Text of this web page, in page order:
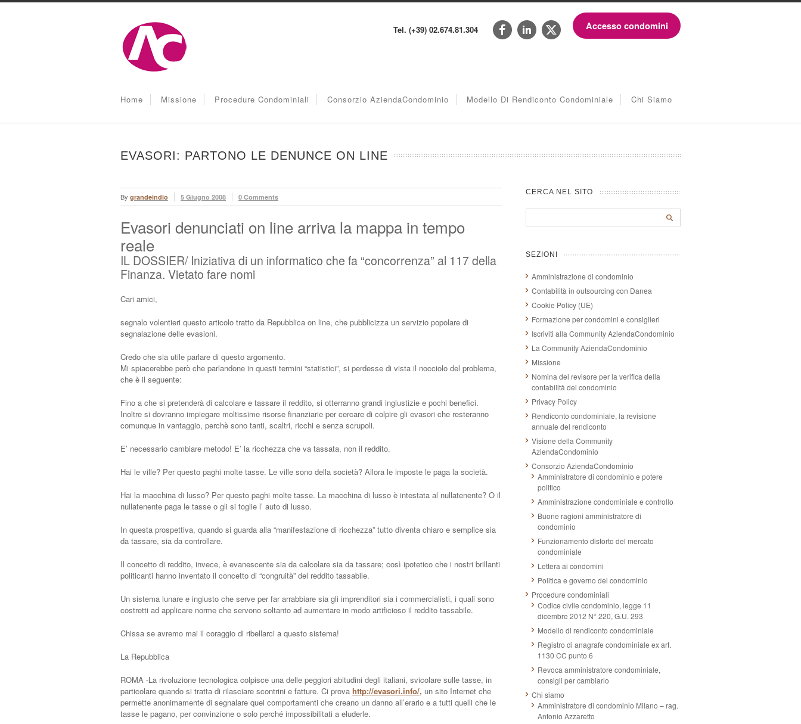
Tel. (+39) 02.674.81.304 Accesso condomini
Home Missione Procedure Condominiali Consorzio AziendaCondominio Modello Di Rendiconto Condominiale Chi Siamo
EVASORI: PARTONO LE DENUNCE ON LINE
By grandeindio 5 Giugno 2008 0 Comments
Evasori denunciati on line arriva la mappa in tempo
reale
IL DOSSIER/ Iniziativa di un informatico che fa “concorrenza” al 117 della
Finanza. Vietato fare nomi
Cari amici,
segnalo volentieri questo articolo tratto da Repubblica on line, che pubblicizza un servizio popolare di
segnalazione delle evasioni.
Credo che sia utile parlare di questo argomento.
Mi spiacerebbe però che parlandone in questi termini “statistici”, si perdesse di vista il nocciolo del problema,
che è il seguente:
Fino a che si pretenderà di calcolare e tassare il reddito, si otterranno grandi ingiustizie e pochi benefici.
Inoltre si dovranno impiegare moltissime risorse finanziarie per cercare di colpire gli evasori che resteranno
comunque in vantaggio, perchè sono tanti, scaltri, ricchi e senza scrupoli.
E’ necessario cambiare metodo! E’ la ricchezza che va tassata, non il reddito.
Hai le ville? Per questo paghi molte tasse. Le ville sono della società? Allora le imposte le paga la società.
Hai la macchina di lusso? Per questo paghi molte tasse. La macchina di lusso è intestata al nullatenente? O il
nullatenente paga le tasse o gli si toglie l’ auto di lusso.
In questa prospettiva, quando si guarda alla “manifestazione di ricchezza” tutto diventa chiaro e semplice sia
da tassare, sia da controllare.
Il concetto di reddito, invece, è evanescente sia da calcolare sia da tassare; così ipotetico che i nostri brillanti
politicanti hanno inventato il concetto di “congruità” del reddito tassabile.
Un sistema lunare e ingiusto che serve per far arrabbiare sia gli imprenditori sia i commercialisti, i quali sono
costretti ad applicare norme che servono soltanto ad aumentare in modo artificioso il reddito tassabile.
Chissa se avremo mai il coraggio di ribellarci a questo sistema!
La Repubblica
ROMA -La rivoluzione tecnologica colpisce una delle peggiori abitudini degli italiani, svicolare sulle tasse, in
particolare quando si tratta di rilasciare scontrini e fatture. Ci prova http://evasori.info/, un sito Internet che
permette anonimamente di segnalare quei comportamenti che creano un danno all’erario e a tutti quelli che le
tasse le pagano, per convinzione o solo perché impossibilitati a eluderle.
CERCA NEL SITO
SEZIONI
Amministrazione di condominio
Contabilità in outsourcing con Danea
Cookie Policy (UE)
Formazione per condomini e consiglieri
Iscriviti alla Community AziendaCondominio
La Community AziendaCondominio
Missione
Nomina del revisore per la verifica della
contabilità del condominio
Privacy Policy
Rendiconto condominiale, la revisione
annuale del rendiconto
Visione della Community
AziendaCondominio
Consorzio AziendaCondominio
Amministratore di condominio e potere
politico
Amministrazione condominiale e controllo
Buone ragioni amministratore di
condominio
Funzionamento distorto del mercato
condominiale
Lettera ai condomini
Politica e governo del condominio
Procedure condominiali
Codice civile condominio, legge 11
dicembre 2012 N° 220, G.U. 293
Modello di rendiconto condominiale
Registro di anagrafe condominiale ex art.
1130 CC punto 6
Revoca amministratore condominiale,
consigli per cambiarlo
Chi siamo
Amministratore di condominio Milano – rag.
Antonio Azzaretto